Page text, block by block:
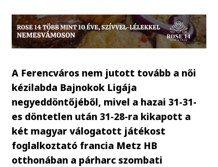
A Ferencváros nem jutott tovább a női
kézilabda Bajnokok Ligája
negyeddöntőjéből, mivel a hazai 31-31-
es döntetlen után 31-28-ra kikapott a
két magyar válogatott játékost
foglalkoztató francia Metz HB
otthonában a párharc szombati